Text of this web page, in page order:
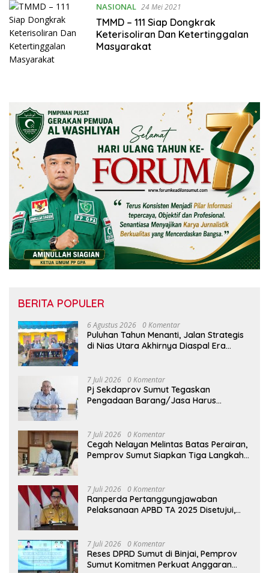
NASIONAL 24 Mei 2021
TMMD – 111 Siap Dongkrak
Keterisoliran Dan Ketertinggalan
Masyarakat
BERITA POPULER
6 Agustus 2026 0 Komentar
Puluhan Tahun Menanti, Jalan Strategis
di Nias Utara Akhirnya Diaspal Era
7 Juli 2026 0 Komentar
Pj Sekdaprov Sumut Tegaskan
Pengadaan Barang/Jasa Harus
7 Juli 2026 0 Komentar
Cegah Nelayan Melintas Batas Perairan,
Pemprov Sumut Siapkan Tiga Langkah
7 Juli 2026 0 Komentar
Ranperda Pertanggungjawaban
Pelaksanaan APBD TA 2025 Disetujui,
7 Juli 2026 0 Komentar
Reses DPRD Sumut di Binjai, Pemprov
Sumut Komitmen Perkuat Anggaran